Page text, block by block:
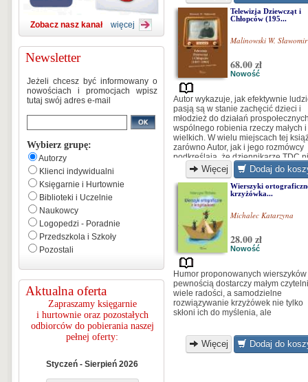
Zobacz nasz kanał więcej
Newsletter
Jeżeli chcesz być informowany o
nowościach i promocjach wpisz
tutaj swój adres e-mail
Wybierz grupę:
Autorzy
Klienci indywidualni
Księgarnie i Hurtownie
Biblioteki i Uczelnie
Naukowcy
Logopedzi - Poradnie
Przedszkola i Szkoły
Pozostali
Aktualna oferta
Zapraszamy księgarnie
i hurtownie oraz pozostałych
odbiorców do pobierania naszej
pełnej oferty:
Styczeń - Sierpień 2026
Telewizja Dziewcząt i
Chłopców (195...
Malinowski W. Sławomir
68.00 zł
Nowość
Autor wykazuje, jak efektywnie
pasją są w stanie zachęcić dzieci i
młodzież do działań
wspólnego robienia rzeczy małych i
wielkich. W wielu miejscach tej
zarówno Autor, jak i jego rozmówcy
podkreślają, że dziennikarze TDC
mówili do dzieci, lecz rozmawiali z
dziećmi... [...]
Więcej Dodaj do
Wierszyki
krzyżówka...
Michalec Katarzyna
28.00 zł
Nowość
Humor proponowanych wierszyków
pewnością dostarczy małym
wiele radości, a samodzielne
rozwiązywanie krzyżówek nie tylko
skłoni ich do myślenia, ale
Więcej Dodaj do